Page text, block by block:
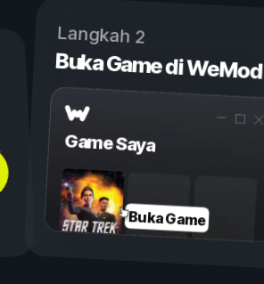
Langkah 2
Buka Game di WeMod
Game Saya
Buka Game